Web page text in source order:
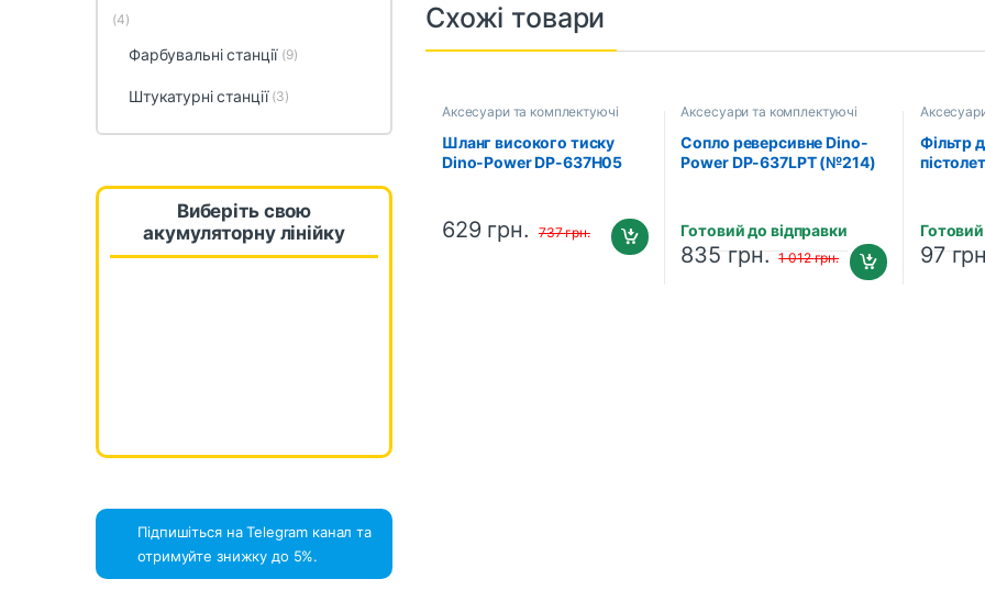
Схожі товари
Аксесуари та комплектуючі
Шланг високого тиску
Dino-Power DP-637H05
629 грн. 737грн.
Аксесуари та комплектуючі
Сопло реверсивне Dino-
Power DP-637LPT (№214)
Готовий до відправки
835 грн. 1 012грн.
Фільтр
97
(4)
Фарбувальні станції (9)
Штукатурні станції (3)
Виберіть свою
акумуляторну лінійку
Підпишіться на Telegram канал та
отримуйте знижку до 5%.